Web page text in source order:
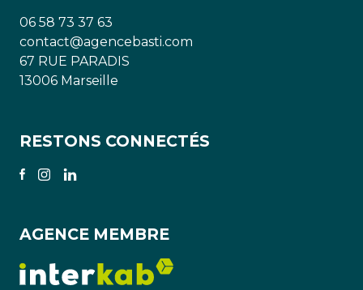
06 58 73 37 63
contact@agencebasti.com
67 RUE PARADIS
13006 Marseille
RESTONS CONNECTÉS
AGENCE MEMBRE